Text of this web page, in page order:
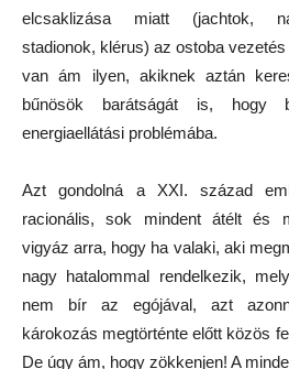
elcsaklizása miatt (jachtok,
stadionok, klérus) az ostoba
van ám ilyen, akiknek aztán
bűnösök barátságát is, hogy
energiaellátási problémába.
Azt gondolná a XXI. század
racionális, sok mindent átélt és
vigyáz arra, hogy ha valaki, aki
nagy hatalommal rendelkezik,
nem bír az egójával, azt
károkozás megtörténte előtt közös
De úgy ám, hogy zökkenjen! A